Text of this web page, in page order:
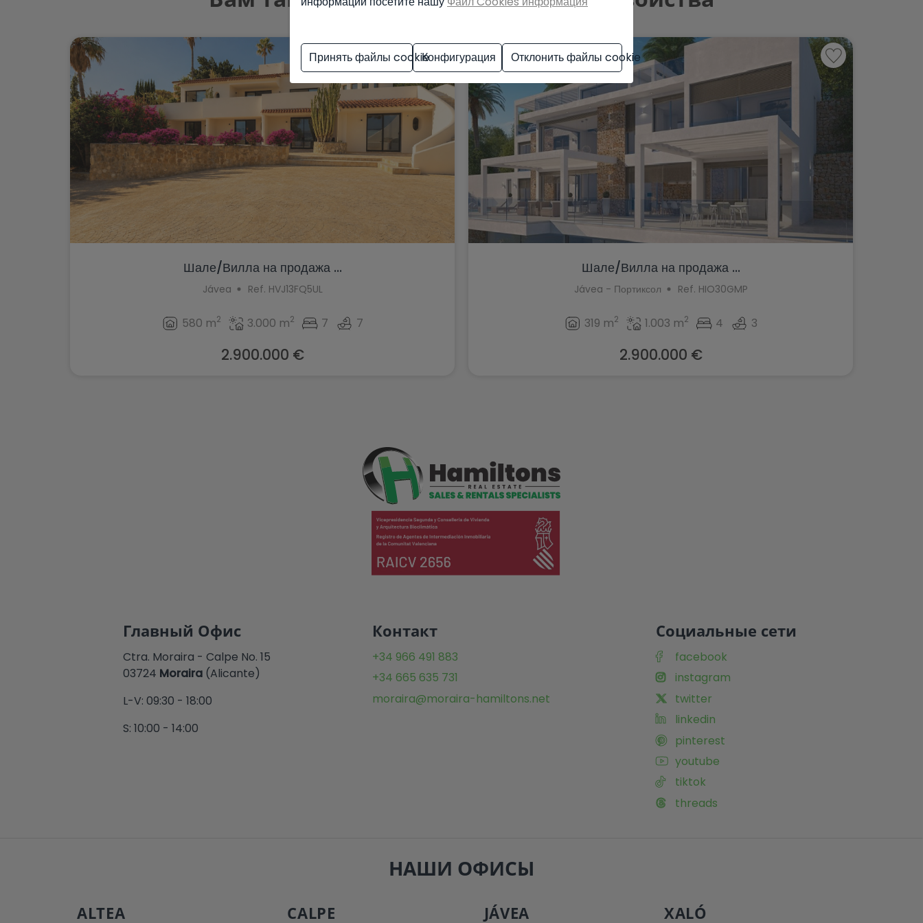
Шале/Вилла на продажа ...
Jávea Ref. HVJ13FQ5UL
580 m2 3.000 m2 7 7
2.900.000 €
Шале/Вилла на продажа ...
Jávea - Портиксол Ref. HIO30GMP
319 m2 1.003 m2 4 3
2.900.000 €
Главный Офис
Ctra. Moraira - Calpe No. 15
03724 Moraira (Alicante)
L-V: 09:30 - 18:00
S: 10:00 - 14:00
Контакт
+34 966 491 883
+34 665 635 731
moraira@moraira-hamiltons.net
Социальные сети
facebook
instagram
twitter
linkedin
pinterest
youtube
tiktok
threads
НАШИ ОФИСЫ
ALTEA CALPE JÁVEA XALÓ
Принять файлы cookieКонфигурация Отклонить файлы cookie